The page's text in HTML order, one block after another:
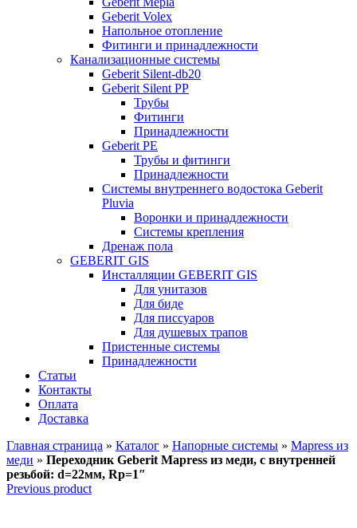
Geberit Volex
Напольное отопление
Фитинги и принадлежности
Канализационные системы
Geberit Silent-db20
Geberit Silent PP
Трубы
Фитинги
Принадлежности
Geberit PE
Трубы и фитинги
Принадлежности
Системы внутреннего водостока Geberit
Pluvia
Воронки и принадлежности
Системы крепления
Дренаж пола
GEBERIT GIS
Инсталляции GEBERIT GIS
Для унитазов
Для биде
Для писсуаров
Для душевых трапов
Пристенные системы
Принадлежности
Статьи
Контакты
Оплата
Доставка
Главная страница » Каталог » Напорные системы » Mapress из
меди » Переходник Geberit Mapress из меди, с внутренней
резьбой: d=22мм, Rp=1″
Previous product